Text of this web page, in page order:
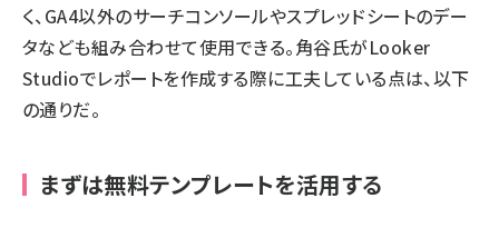
く、GA4以外のサーチコンソールやスプレッドシートのデー
タなども組み合わせて使用できる。角谷氏がLooker
Studioでレポートを作成する際に工夫している点は、以下
の通りだ。
まずは無料テンプレートを活用する